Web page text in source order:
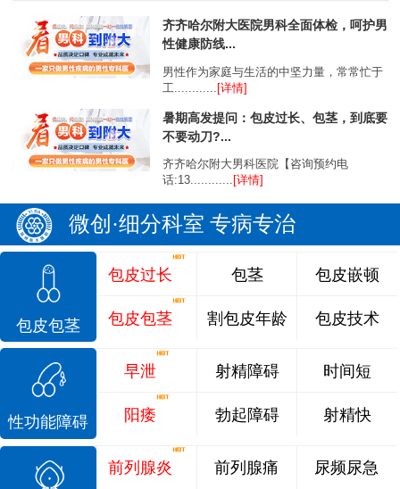
齐齐哈尔附大医院男科全面体检，呵护男
性健康防线...
男性作为家庭与生活的中坚力量，常常忙于
工............
[详情]
暑期高发提问：包皮过长、包茎，到底要
不要动刀?...
齐齐哈尔附大男科医院【咨询预约电
话:13............ [详情]
微创·细分科室 专病专治
包皮包茎
包皮过长
包皮包茎
包茎
割包皮年龄
包皮嵌顿
包皮技术
性功能障碍
早泄
阳痿
射精障碍
勃起障碍
时间短
射精快
前列腺炎 前列腺痛 尿频尿急